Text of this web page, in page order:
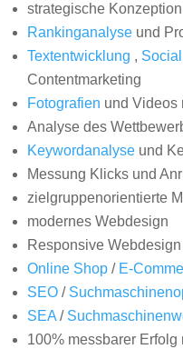
strategische
Rankinganalyseund
Textentwicklung ,
Contentmarketing
Fotografien und Videos
Analyse des
Keywordanalyseund
Messung Klicks und
zielgruppenorientierte
modernes Webdesign
Responsive Webdesign
Online Shop/ E-
SEO/
SEA/
100% messbarer